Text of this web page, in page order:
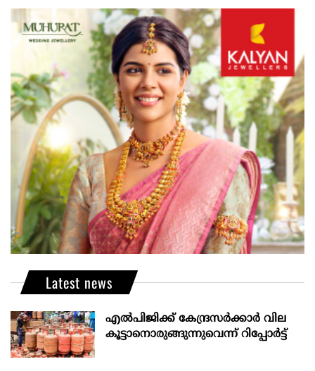
Latest news
എല്‍പിജിക്ക് കേന്ദ്രസർക്കാർ വില
കൂട്ടാനൊരുങ്ങുന്നുവെന്ന് റിപ്പോർട്ട്